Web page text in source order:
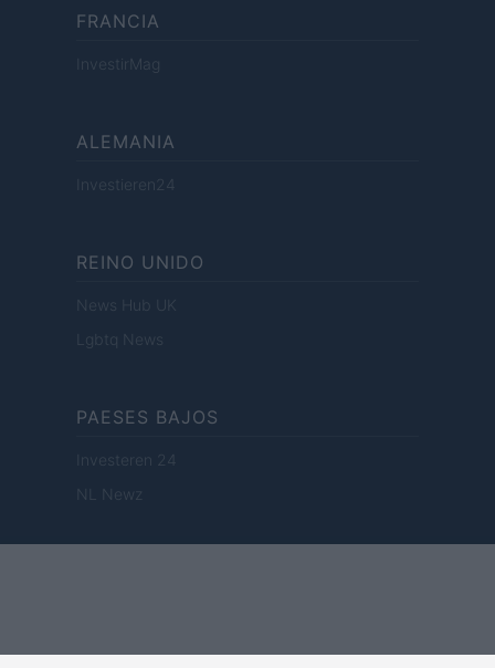
FRANCIA
InvestirMag
ALEMANIA
Investieren24
REINO UNIDO
News Hub UK
Lgbtq News
PAESES BAJOS
Investeren 24
NL Newz